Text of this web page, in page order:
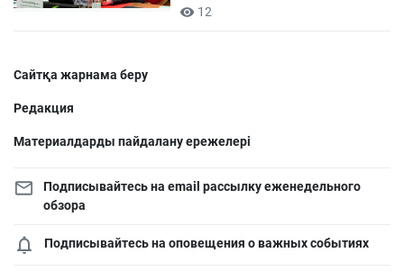
12
Сайтқа жарнама беру
Редакция
Материалдарды пайдалану ережелері
Подписывайтесь на email рассылку еженедельного
обзора
Подписывайтесь на оповещения о важных событиях